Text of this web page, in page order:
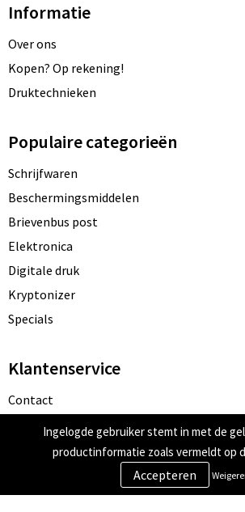
Informatie
Over ons
Kopen? Op rekening!
Druktechnieken
Populaire categorieën
Schrijfwaren
Beschermingsmiddelen
Brievenbus post
Elektronica
Digitale druk
Kryptonizer
Specials
Klantenservice
Contact
Bestelling & Bezorging
Betaalmethoden
Ingelogde gebruiker stemt in met de
productinformatie zoals vermeldt op